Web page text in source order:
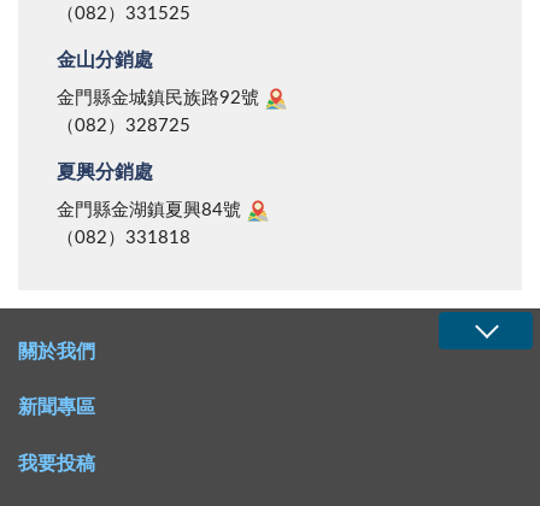
（082）331525
金山分銷處
金門縣金城鎮民族路92號
（082）328725
夏興分銷處
金門縣金湖鎮夏興84號
（082）331818
關於我們
新聞專區
我要投稿